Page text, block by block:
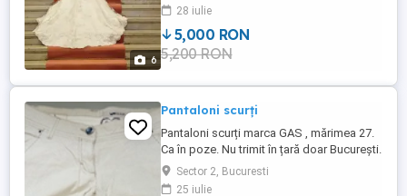
6
28 iulie
5,000 RON
5,200 RON
Pantaloni scurți
Pantaloni scurți marca GAS , mărimea 27.
Ca în poze. Nu trimit în țară doar București.
Predare personală zona Barbu Văcărescu
Kaufland.
Sector 2, Bucuresti
25 iulie